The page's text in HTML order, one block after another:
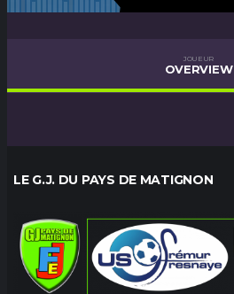
JOUEUR
OVERVIEW
LE G.J. DU PAYS DE MATIGNON